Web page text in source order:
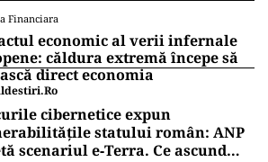
Financiara
economic al verii infernale
căldura extremă începe să
direct economia
cibernetice expun
statului român: ANP
scenariul e‑Terra. Ce ascund